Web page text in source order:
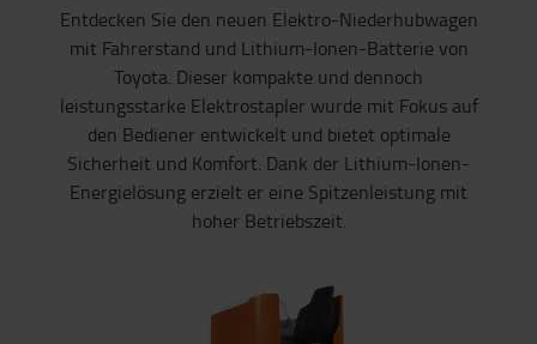
Entdecken Sie den neuen Elektro-Niederhubwagen
mit Fahrerstand und Lithium-Ionen-Batterie von
Toyota. Dieser kompakte und dennoch
leistungsstarke Elektrostapler wurde mit Fokus auf
den Bediener entwickelt und bietet optimale
Sicherheit und Komfort. Dank der Lithium-Ionen-
Energielösung erzielt er eine Spitzenleistung mit
hoher Betriebszeit.